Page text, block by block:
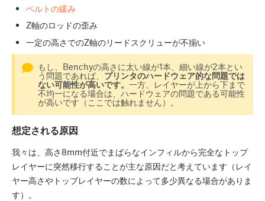
ベルトの緩み
Z軸のロッドの歪み
一定の高さでのZ軸のリードスクリューが不揃い
もし、Benchyの高さに太い線が1本、細い線が2本とい
う問題であれば、 プリンタのハードウェア的な問題では
ない可能性が高いです。 一方、レイヤーが上から下まで
不均一になる場合は、ハードウェアの問題である可能性
が高いです（ここでは触れません）。
想定される原因
我々は、高さ8mm付近でまばらなインフィルから完全なトップ
レイヤーに突然移行することが主な原因だと考えています（レイ
ヤー高さやトップレイヤーの数によって多少異なる場合がありま
す）。